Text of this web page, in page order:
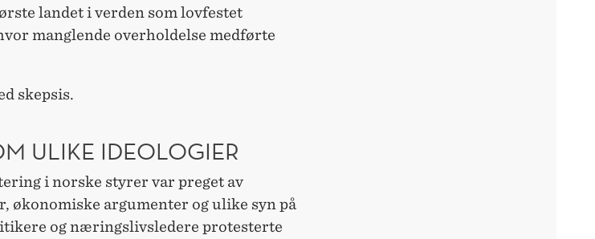
landet i verden som lovfestet
manglende overholdelse medførte
skepsis.
ULIKE IDEOLOGIER
i norske styrer var preget av
økonomiske argumenter og ulike syn på
og næringslivsledere protesterte